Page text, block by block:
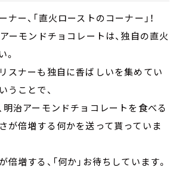
ー、「直火ローストのコーナー」！
ーモンドチョコレートは、独自の直火
。
スナーも独自に香ばしいを集めてい
うことで、
明治アーモンドチョコレートを食べる
が倍増する何かを送って貰っていま
増する、「何か」お待ちしています。